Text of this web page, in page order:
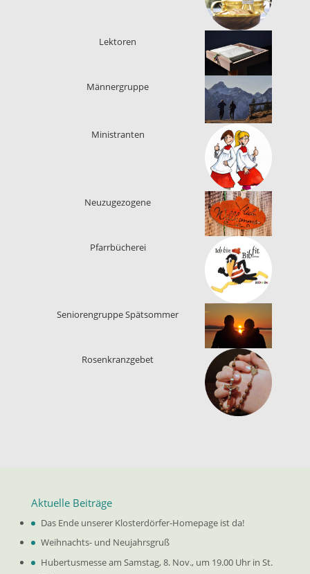
Lektoren
Männergruppe
Ministranten
Neuzugezogene
Pfarrbücherei
Seniorengruppe Spätsommer
Rosenkranzgebet
Aktuelle Beiträge
Das Ende unserer Klosterdörfer-Homepage ist da!
Weihnachts- und Neujahrsgruß
Hubertusmesse am Samstag, 8. Nov., um 19.00 Uhr in St.